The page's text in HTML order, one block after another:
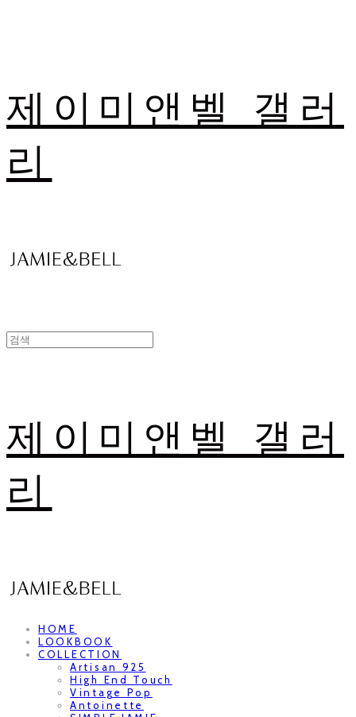
제이미앤벨 갤러
리
제이미앤벨 갤러
리
HOME
LOOKBOOK
COLLECTION
Artisan 925
High End Touch
Vintage Pop
Antoinette